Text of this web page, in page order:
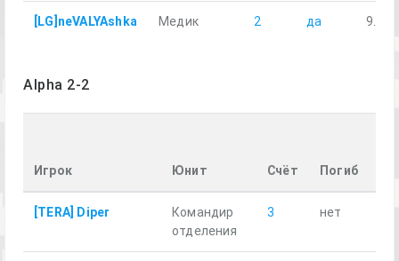
[LG]neVALYAshka Медик 2 да 9.72
Alpha 2-2
Игрок Юнит Счёт Погиб
[TERA] Diper
Командир
отделения
3 нет